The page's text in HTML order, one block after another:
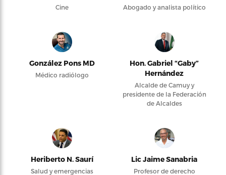
Cine Abogado y analista político
González Pons MD
Médico radiólogo
Hon. Gabriel “Gaby”
Hernández
Alcalde de Camuy y
presidente de la Federación
de Alcaldes
Heriberto N. Saurí
Salud y emergencias
Lic Jaime Sanabria
Profesor de derecho